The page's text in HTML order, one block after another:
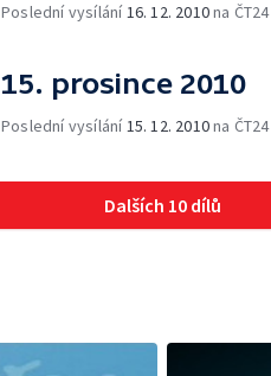
Poslední vysílání16. 12. 2010na ČT24
15. prosince 2010
Poslední vysílání15. 12. 2010na ČT24
Dalších 10 dílů